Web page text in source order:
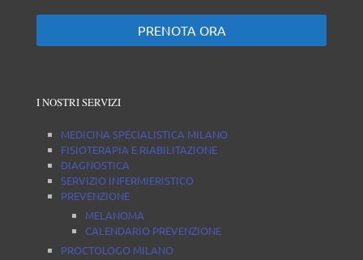
PRENOTA ORA
I NOSTRI SERVIZI
MEDICINA SPECIALISTICA MILANO
FISIOTERAPIA E RIABILITAZIONE
DIAGNOSTICA
SERVIZIO INFERMIERISTICO
PREVENZIONE
MELANOMA
CALENDARIO PREVENZIONE
PROCTOLOGO MILANO